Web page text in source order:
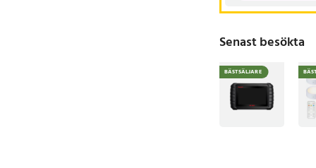
Senast besökta
BÄSTSÄLJARE